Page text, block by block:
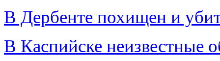
В Дербенте похищен и
В Каспийске неизвестные